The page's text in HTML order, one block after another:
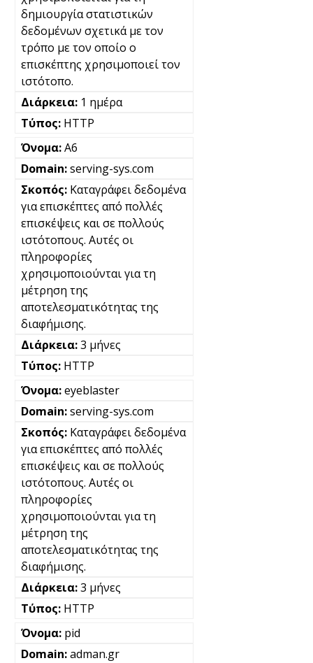
δημιουργία στατιστικών
δεδομένων σχετικά με τον
τρόπο με τον οποίο ο
επισκέπτης χρησιμοποιεί τον
ιστότοπο.
1 ημέρα
HTTP
A6
serving-sys.com
Καταγράφει δεδομένα
για επισκέπτες από πολλές
επισκέψεις και σε πολλούς
ιστότοπους. Αυτές οι
πληροφορίες
χρησιμοποιούνται για τη
μέτρηση της
αποτελεσματικότητας της
διαφήμισης.
3 μήνες
HTTP
eyeblaster
serving-sys.com
Καταγράφει δεδομένα
για επισκέπτες από πολλές
επισκέψεις και σε πολλούς
ιστότοπους. Αυτές οι
πληροφορίες
χρησιμοποιούνται για τη
μέτρηση της
αποτελεσματικότητας της
διαφήμισης.
3 μήνες
HTTP
pid
adman.gr